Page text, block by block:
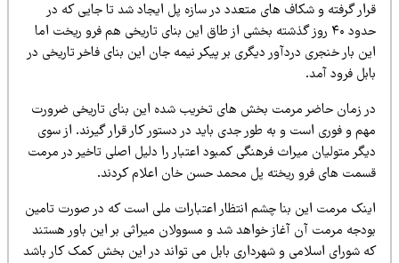
گرفته و شکاف های متعدد در سازه پل ایجاد شد تا جایی که در
حدود ۴۰ روز گذشته بخشی از طاق این بنای تاریخی هم فرو ریخت اما
بار خنجری دردآور دیگری بر پیکر نیمه جان این بنای فاخر تاریخی در
فرود آمد.
زمان حاضر مرمت بخش های تخریب شده این بنای تاریخی ضرورت
و فوری است و به طور جدی باید در دستور کار قرار گیرند. از سوی
متولیان میراث فرهنگی کمبود اعتبار را دلیل اصلی تاخیر در مرمت
های فرو ریخته پل محمد حسن خان اعلام کردند.
مرمت این بنا چشم انتظار اعتبارات ملی است که در صورت تامین
مرمت آن آغاز خواهد شد و مسوولان میراثی بر این باور هستند
شورای اسلامی و شهرداری بابل می تواند در این بخش کمک کار باشد